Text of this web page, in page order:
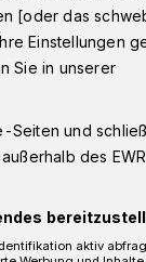
[oder das
Einstellungen
Sie in unserer
Seiten und
des
aktiv